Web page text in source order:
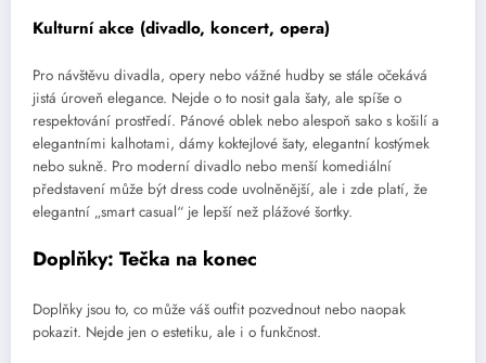
Kulturní akce (divadlo, koncert, opera)
Pro návštěvu divadla, opery nebo vážné hudby se stále očekává
jistá úroveň elegance. Nejde o to nosit gala šaty, ale spíše o
respektování prostředí. Pánové oblek nebo alespoň sako s košilí a
elegantními kalhotami, dámy koktejlové šaty, elegantní kostýmek
nebo sukně. Pro moderní divadlo nebo menší komediální
představení může být dress code uvolněnější, ale i zde platí, že
elegantní „smart casual“ je lepší než plážové šortky.
Doplňky: Tečka na konec
Doplňky jsou to, co může váš outfit pozvednout nebo naopak
pokazit. Nejde jen o estetiku, ale i o funkčnost.